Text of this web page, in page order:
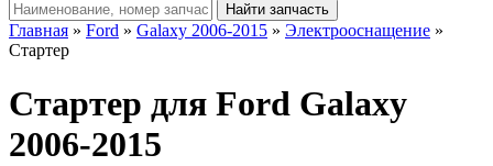
Главная » Ford » Galaxy 2006-2015 » Электрооснащение »
Стартер
Стартер для Ford Galaxy
2006-2015